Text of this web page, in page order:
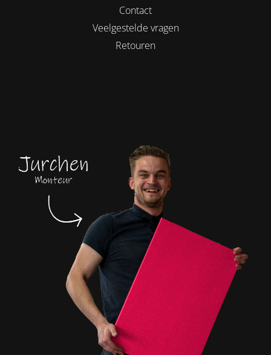
Contact
Veelgestelde vragen
Retouren